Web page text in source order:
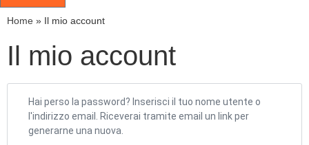
Home » Il mio account
Il mio account
Hai perso la password? Inserisci il tuo nome utente o
l'indirizzo email. Riceverai tramite email un link per
generarne una nuova.